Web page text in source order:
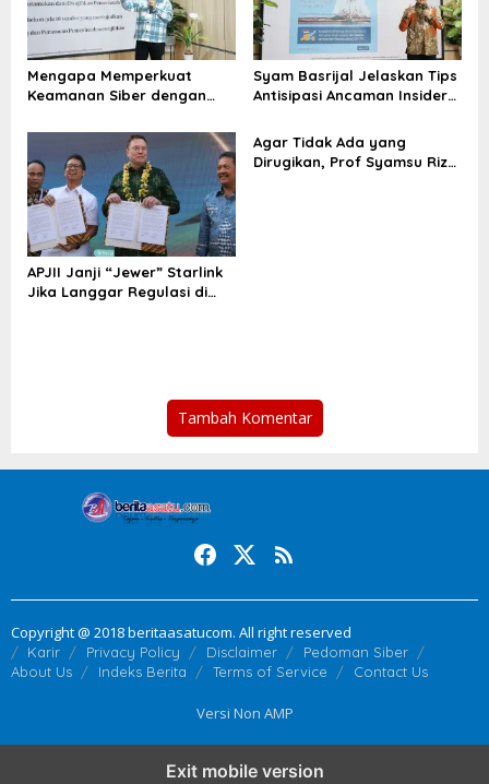
Mengapa Memperkuat
Keamanan Siber dengan
Penting?
Syam Basrijal Jelaskan Tips
Antisipasi Ancaman Insider
APJII Janji “Jewer” Starlink
Jika Langgar Regulasi di
Agar Tidak Ada yang
Dirugikan, Prof Syamsu Rizal
Tambah Komentar
Copyright @ 2018 beritaasatucom. All right reserved
Karir Privacy Policy Disclaimer
Pedoman Siber
About Us
Indeks Berita Terms of Service Contact Us
Versi Non AMP
Exit mobile version